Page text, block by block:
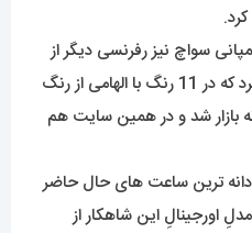
سواچ نیز رفرنسی دیگر از
این محصول را به جهان معرفی کرد که در 11 رنگ با الهامی از رنگ
بازار شد و در همین سایت هم
ترین ساعت های حال حاضر
اورجینالِ این شاهکار از